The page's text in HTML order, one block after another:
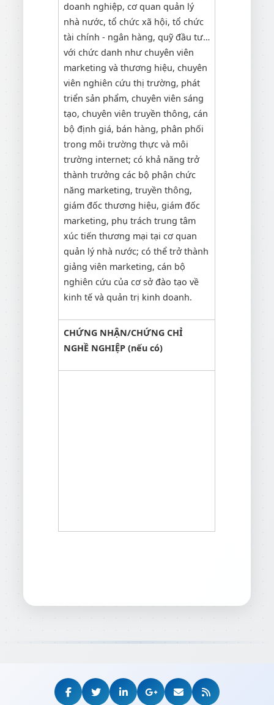
doanh nghiệp, cơ quan quản lý
nhà nước, tổ chức xã hội, tổ chức
tài chính - ngân hàng, quỹ đầu tư…
với chức danh như chuyên viên
marketing và thương hiệu, chuyên
viên nghiên cứu thị trường, phát
triển sản phẩm, chuyên viên sáng
tạo, chuyên viên truyền thông, cán
bộ định giá, bán hàng, phân phối
trong môi trường thực và môi
trường internet; có khả năng trở
thành trưởng các bộ phận chức
năng marketing, truyền thông,
giám đốc thương hiệu, giám đốc
marketing, phụ trách trung tâm
xúc tiến thương mại tại cơ quan
quản lý nhà nước; có thể trở thành
giảng viên marketing, cán bộ
nghiên cứu của cơ sở đào tạo về
kinh tế và quản trị kinh doanh.
CHỨNG NHẬN/CHỨNG CHỈ
NGHỀ NGHIỆP (nếu có)